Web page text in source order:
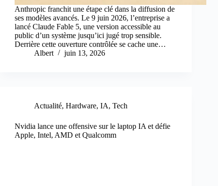
Anthropic franchit une étape clé dans la diffusion de
ses modèles avancés. Le 9 juin 2026, l’entreprise a
lancé Claude Fable 5, une version accessible au
public d’un système jusqu’ici jugé trop sensible.
Derrière cette ouverture contrôlée se cache une…
Albert
juin 13, 2026
Actualité, Hardware, IA, Tech
Nvidia lance une offensive sur le laptop IA et défie
Apple, Intel, AMD et Qualcomm